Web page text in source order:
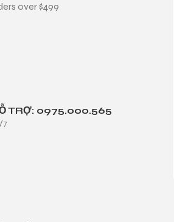
over $499
TRỢ: 0975.000.565
7